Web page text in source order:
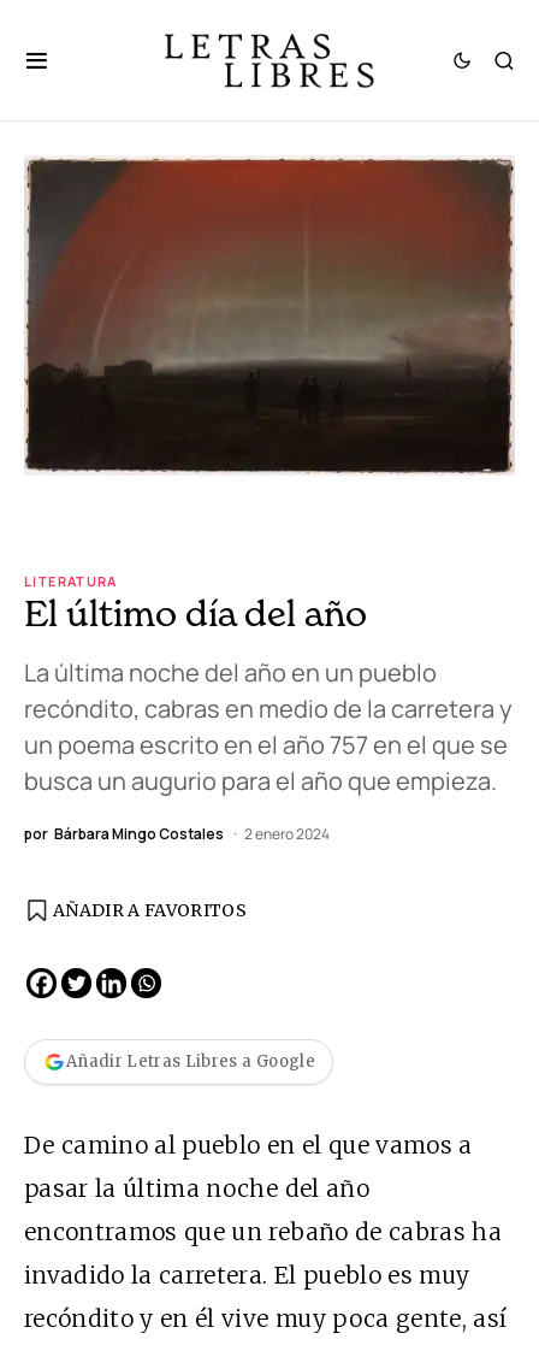
LITERATURA
El último día del año
La última noche del año en un pueblo
recóndito, cabras en medio de la carretera y
un poema escrito en el año 757 en el que se
busca un augurio para el año que empieza.
por Bárbara Mingo Costales 2 enero 2024
AÑADIR A FAVORITOS
Añadir Letras Libres a Google
De camino al pueblo en el que vamos a
pasar la última noche del año
encontramos que un rebaño de cabras ha
invadido la carretera. El pueblo es muy
recóndito y en él vive muy poca gente, así